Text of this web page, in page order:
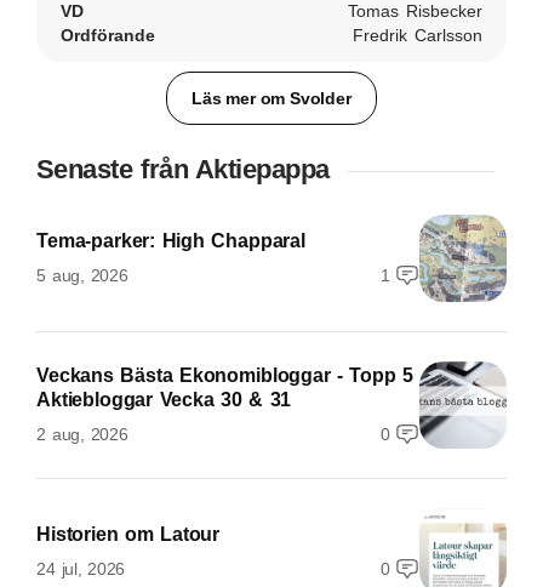
VD
Tomas Risbecker
Ordförande
Fredrik Carlsson
Läs mer om Svolder
Senaste från Aktiepappa
Tema-parker: High Chapparal
5 aug, 2026 1
Veckans Bästa Ekonomibloggar - Topp 5
Aktiebloggar Vecka 30 & 31
2 aug, 2026 0
Historien om Latour
24 jul, 2026 0